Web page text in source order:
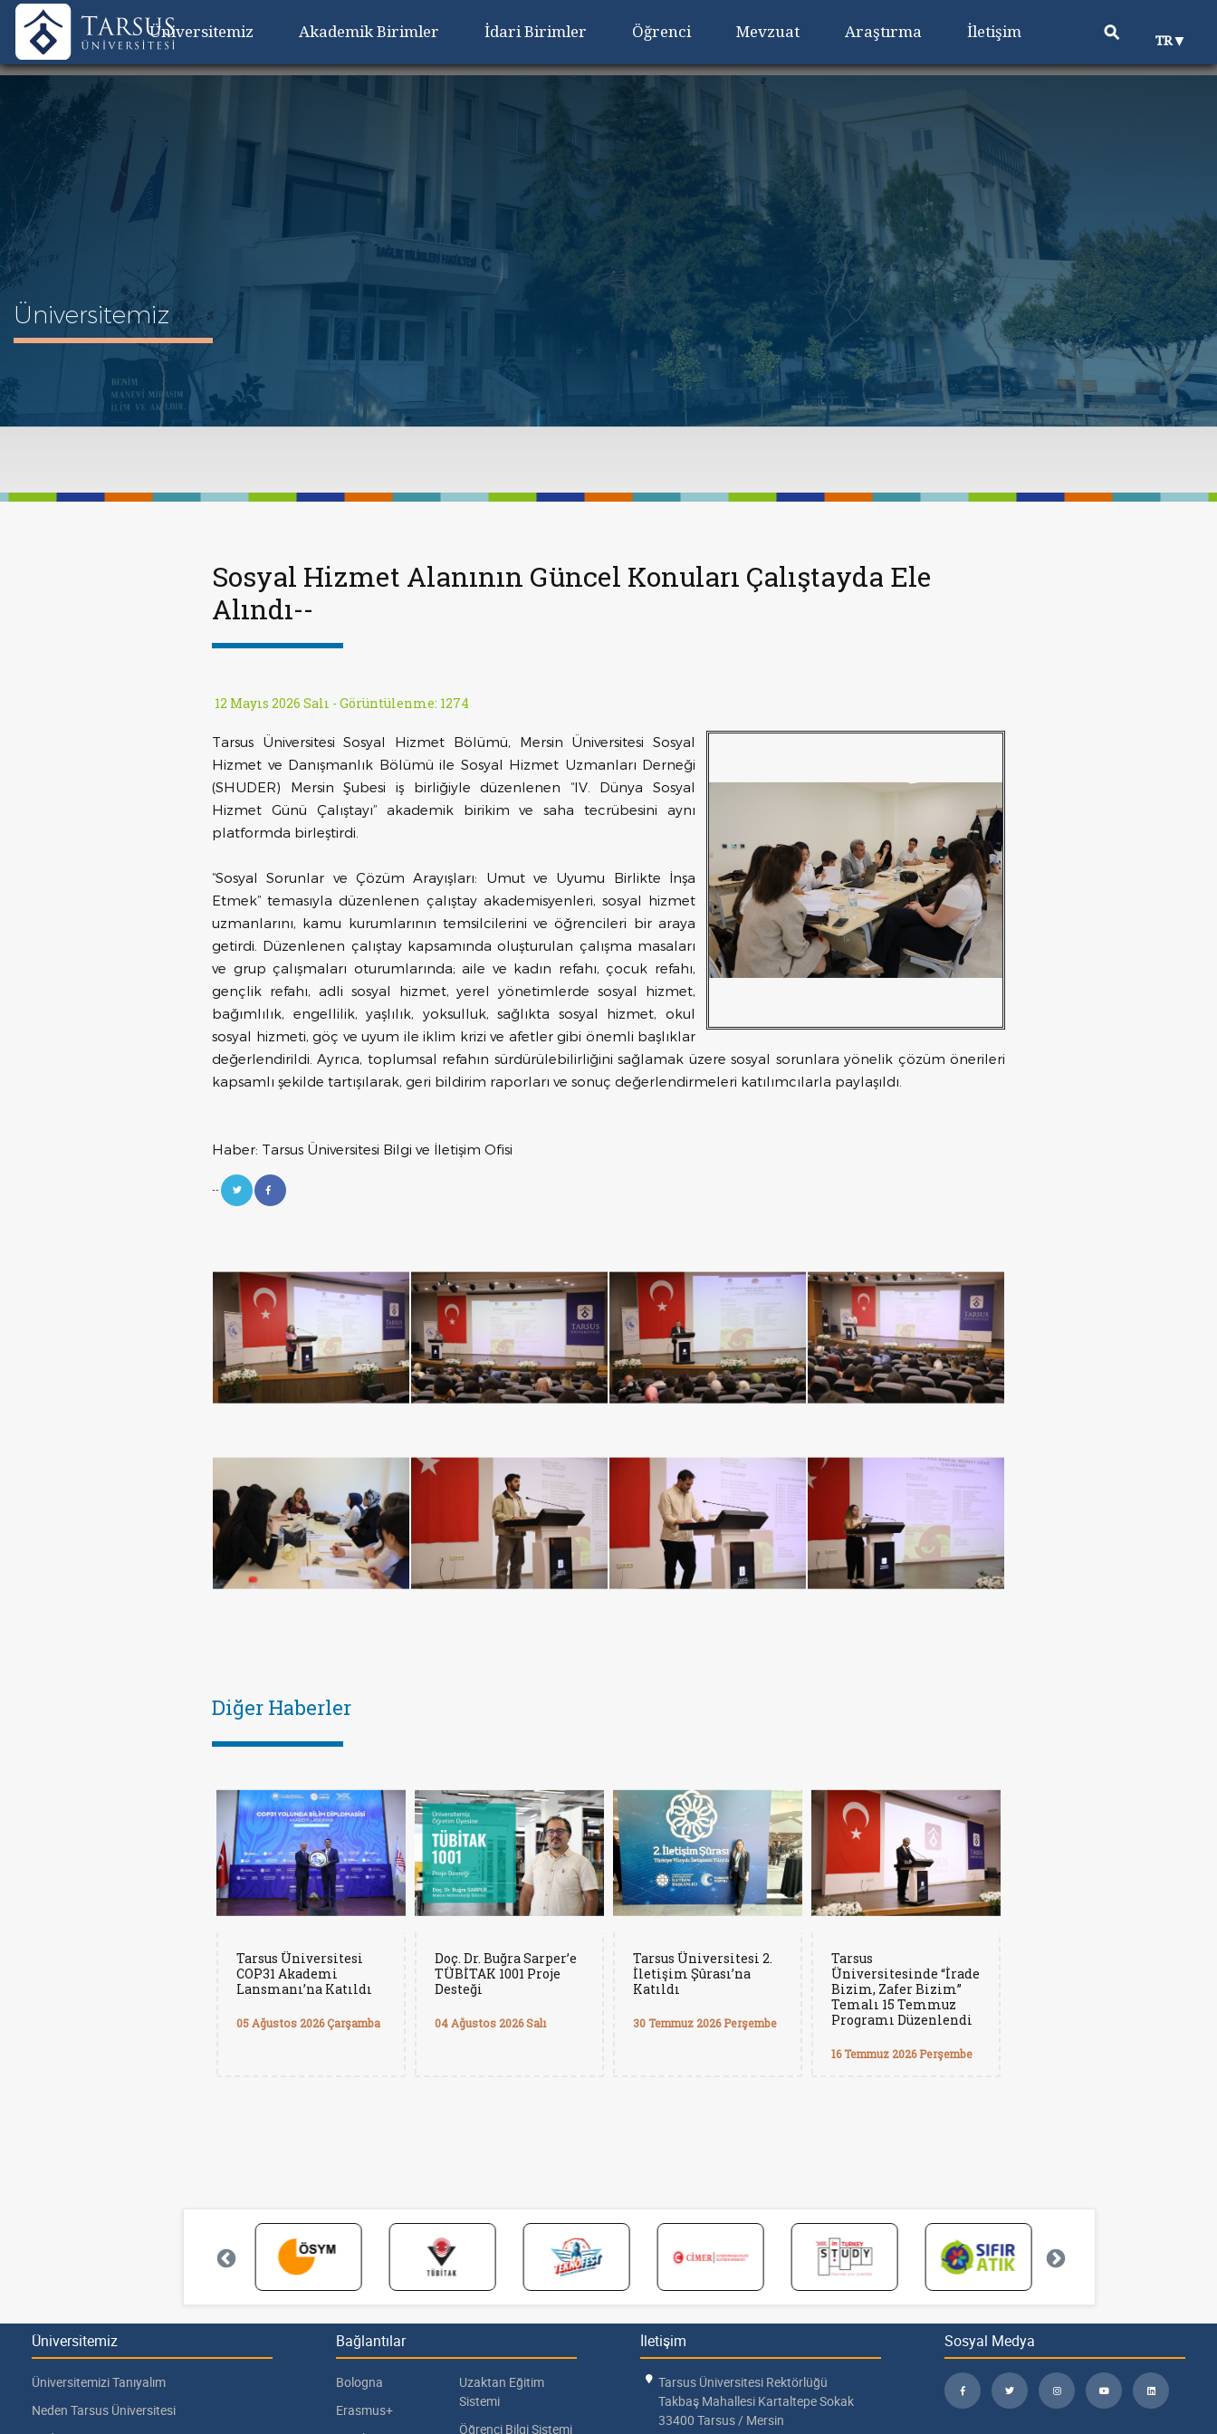
Üniversitemiz Akademik Birimler İdari Birimler Öğrenci Mevzuat Araştırma İletişim ⚲ TR▼
Üniversitemiz
Sosyal Hizmet Alanının Güncel Konuları Çalıştayda Ele
Alındı--
12 Mayıs 2026 Salı - Görüntülenme: 1274
Tarsus Üniversitesi Sosyal Hizmet Bölümü, Mersin Üniversitesi Sosyal
Hizmet ve Danışmanlık Bölümü ile Sosyal Hizmet Uzmanları Derneği
(SHUDER) Mersin Şubesi iş birliğiyle düzenlenen “IV. Dünya Sosyal
Hizmet Günü Çalıştayı” akademik birikim ve saha tecrübesini aynı
platformda birleştirdi.
“Sosyal Sorunlar ve Çözüm Arayışları: Umut ve Uyumu Birlikte İnşa
Etmek” temasıyla düzenlenen çalıştay akademisyenleri, sosyal hizmet
uzmanlarını, kamu kurumlarının temsilcilerini ve öğrencileri bir araya
getirdi. Düzenlenen çalıştay kapsamında oluşturulan çalışma masaları
ve grup çalışmaları oturumlarında; aile ve kadın refahı, çocuk refahı,
gençlik refahı, adli sosyal hizmet, yerel yönetimlerde sosyal hizmet,
bağımlılık, engellilik, yaşlılık, yoksulluk, sağlıkta sosyal hizmet, okul
sosyal hizmeti, göç ve uyum ile iklim krizi ve afetler gibi önemli başlıklar
değerlendirildi. Ayrıca, toplumsal refahın sürdürülebilirliğini sağlamak üzere sosyal sorunlara yönelik çözüm önerileri
kapsamlı şekilde tartışılarak, geri bildirim raporları ve sonuç değerlendirmeleri katılımcılarla paylaşıldı.
Haber: Tarsus Üniversitesi Bilgi ve İletişim Ofisi
--
Diğer Haberler
Tarsus Üniversitesi
COP31 Akademi
Lansmanı’na Katıldı
05 Ağustos 2026 Çarşamba
Doç. Dr. Buğra Sarper’e
TÜBİTAK 1001 Proje
Desteği
04 Ağustos 2026 Salı
Tarsus Üniversitesi 2.
İletişim Şûrası’na
Katıldı
30 Temmuz 2026 Perşembe
Tarsus
Üniversitesinde “İrade
Bizim, Zafer Bizim”
Temalı 15 Temmuz
Programı Düzenlendi
16 Temmuz 2026 Perşembe
Üniversitemiz
Üniversitemizi Tanıyalım
Neden Tarsus Üniversitesi
Bağlantılar
Bologna
Erasmus+
Uzaktan Eğitim
Sistemi
Öğrenci Bilgi Sistemi
İletişim
Tarsus Üniversitesi Rektörlüğü
Takbaş Mahallesi Kartaltepe Sokak
33400 Tarsus / Mersin
Sosyal Medya